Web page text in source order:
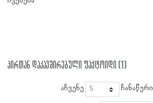
პირთან დაკავშირებული ფაქტოიდი (1)
აჩვენე ჩანაწერი